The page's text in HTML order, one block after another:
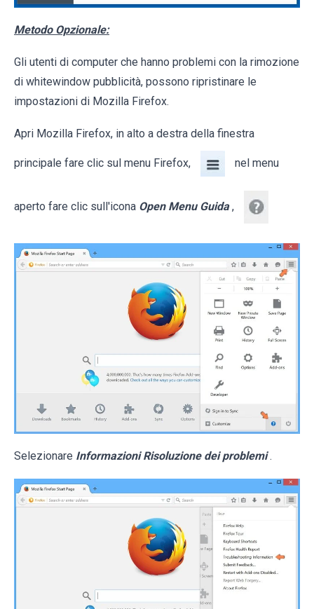
Metodo Opzionale:
Gli utenti di computer che hanno problemi con la rimozione
di whitewindow pubblicità, possono ripristinare le
impostazioni di Mozilla Firefox.
Apri Mozilla Firefox, in alto a destra della finestra
principale fare clic sul menu Firefox, nel menu
aperto fare clic sull'icona Open Menu Guida ,
Selezionare Informazioni Risoluzione dei problemi .